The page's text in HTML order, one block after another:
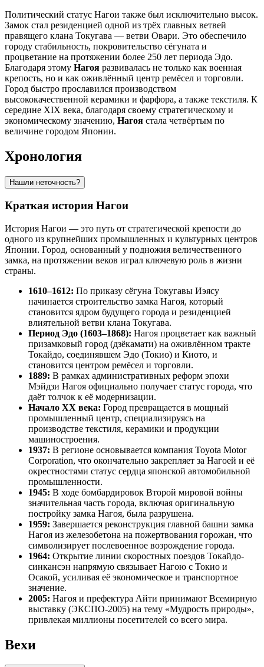
Политический статус Нагои также был исключительно высок.
Замок стал резиденцией одной из трёх главных ветвей
правящего клана Токугава — ветви Овари. Это обеспечило
городу стабильность, покровительство сёгуната и
процветание на протяжении более 250 лет периода Эдо.
Благодаря этому Нагоя развивалась не только как военная
крепость, но и как оживлённый центр ремёсел и торговли.
Город быстро прославился производством
высококачественной керамики и фарфора, а также текстиля. К
середине XIX века, благодаря своему стратегическому и
экономическому значению, Нагоя стала четвёртым по
величине городом Японии.
Хронология
Нашли неточность?
Краткая история Нагои
История Нагои — это путь от стратегической крепости до
одного из крупнейших промышленных и культурных центров
Японии. Город, основанный у подножия величественного
замка, на протяжении веков играл ключевую роль в жизни
страны.
1610–1612: По приказу сёгуна Токугавы Иэясу
начинается строительство замка Нагоя, который
становится ядром будущего города и резиденцией
влиятельной ветви клана Токугава.
Период Эдо (1603–1868): Нагоя процветает как важный
призамковый город (дзёкамати) на оживлённом тракте
Токайдо, соединявшем Эдо (Токио) и Киото, и
становится центром ремёсел и торговли.
1889: В рамках административных реформ эпохи
Мэйдзи Нагоя официально получает статус города, что
даёт толчок к её модернизации.
Начало XX века: Город превращается в мощный
промышленный центр, специализируясь на
производстве текстиля, керамики и продукции
машиностроения.
1937: В регионе основывается компания Toyota Motor
Corporation, что окончательно закрепляет за Нагоей и её
окрестностями статус сердца японской автомобильной
промышленности.
1945: В ходе бомбардировок Второй мировой войны
значительная часть города, включая оригинальную
постройку замка Нагоя, была разрушена.
1959: Завершается реконструкция главной башни замка
Нагоя из железобетона на пожертвования горожан, что
символизирует послевоенное возрождение города.
1964: Открытие линии скоростных поездов Токайдо-
синкансэн напрямую связывает Нагою с Токио и
Осакой, усиливая её экономическое и транспортное
значение.
2005: Нагоя и префектура Айти принимают Всемирную
выставку (ЭКСПО-2005) на тему «Мудрость природы»,
привлекая миллионы посетителей со всего мира.
Вехи